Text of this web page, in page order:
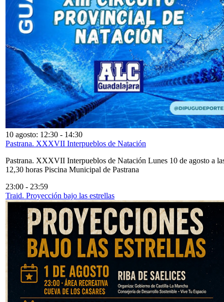
10 agosto: 12:30 - 14:30
Pastrana. XXXVII Interpueblos de Natación
Pastrana. XXXVII Interpueblos de Natación Lunes 10 de agosto a
12,30 horas Piscina Municipal de Pastrana
23:00 - 23:59
Traid. Proyección bajo las estrellas